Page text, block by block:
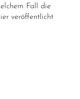
Fall die
veröffentlicht